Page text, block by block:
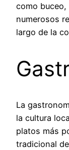
como
numerosos
largo de la
La
la cultura
platos más
tradicional